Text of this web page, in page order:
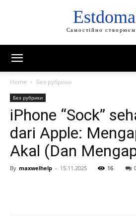
Самостійно
Home Без рубрики
Без рубрики
iPhone “Sock”
dari Apple:
Akal (Dan
By maxwelhelp - 15.11.2025 16